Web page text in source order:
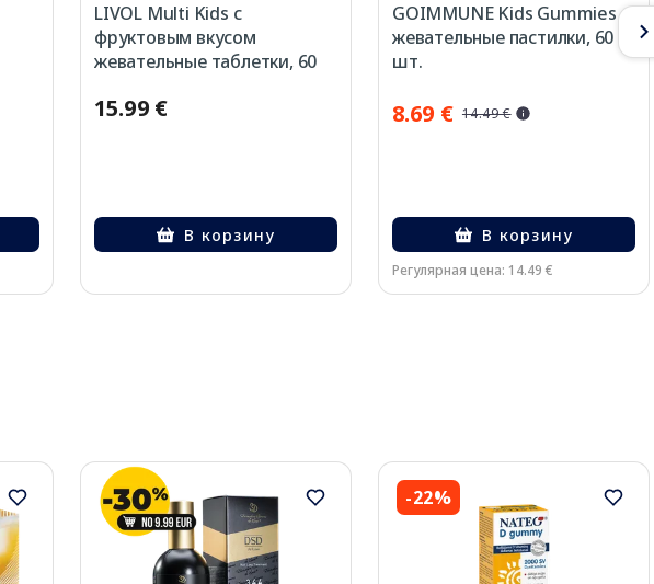
LIVOL Multi Kids с
фруктовым вкусом
жевательные таблетки, 60
15.99 €
В корзину
GOIMMUNE Kids Gummies
жевательные пастилки, 60
шт.
8.69 € 14.49 €
В корзину
Регулярная цена: 14.49 €
-22%